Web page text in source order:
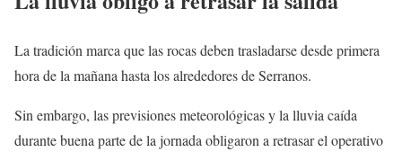
La tradición marca que las rocas deben trasladarse desde primera
hora de la mañana hasta los alrededores de Serranos.
Sin embargo, las previsiones meteorológicas y la lluvia caída
durante buena parte de la jornada obligaron a retrasar el operativo